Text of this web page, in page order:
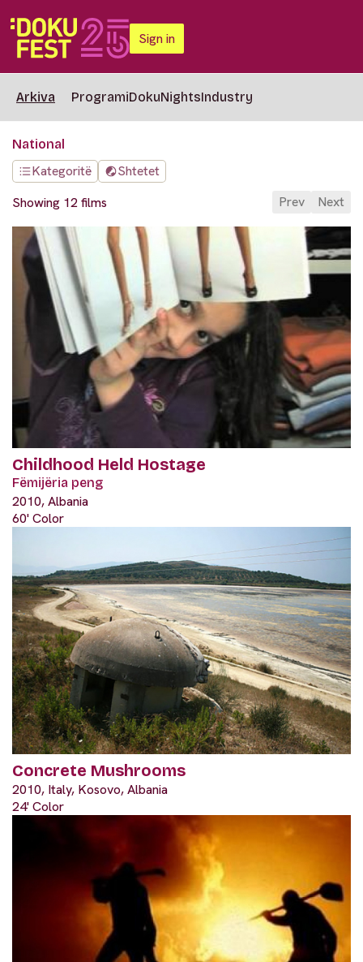
Sign in
Arkiva ProgramiDokuNightsIndustry
National
Kategoritë
Shtetet
Showing 12 films
Prev Next
Childhood Held Hostage
Fëmijëria peng
2010, Albania
60' Color
Concrete Mushrooms
2010, Italy, Kosovo, Albania
24' Color